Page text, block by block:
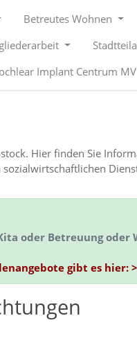
Betreutes Wohnen
Implant Centrum MV
Hier finden Sie
oder Betreuung oder
gibt es hier: >